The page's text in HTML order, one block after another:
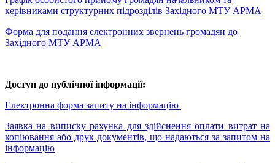
керівниками структурних підрозділів Західного МТУ АРМА
Форма для подання електронних звернень громадян до
Західного МТУ АРМА
Доступ до публічної інформації:
Електронна форма запиту на інформацію
Заявка на виписку рахунка для здійснення оплати витрат на
копіювання або друк документів, що надаються за запитом на
інформацію